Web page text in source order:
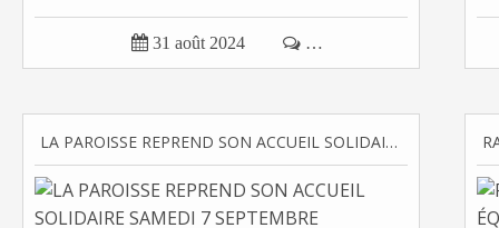
 31 août 2024  …
LA PAROISSE REPREND SON ACCUEIL SOLIDAIRE SAMEDI 7 SEPTEMBRE